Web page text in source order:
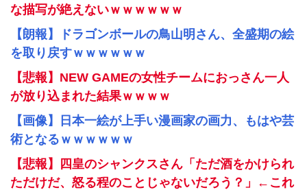
な描写が絶えないｗｗｗｗｗｗ
【朗報】ドラゴンボールの鳥山明さん、全盛期の絵
を取り戻すｗｗｗｗｗｗ
【悲報】NEW GAMEの女性チームにおっさん一人
が放り込まれた結果ｗｗｗｗ
【画像】日本一絵が上手い漫画家の画力、もはや芸
術となるｗｗｗｗｗｗ
【悲報】四皇のシャンクスさん「ただ酒をかけられ
ただけだ、怒る程のことじゃないだろう？」←これ